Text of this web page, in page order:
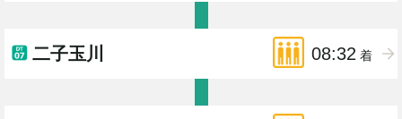
二子玉川 08:32 着